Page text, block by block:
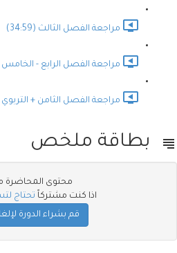
مراجعة الفصل الثالث (34:59)
مراجعة الفصل الرابع - الخامس
مراجعة الفصل الثامن + التربوي
بطاقة ملخص
محتوى
اذا كنت مشتركاً تحتاج
قم بشراء الدورة